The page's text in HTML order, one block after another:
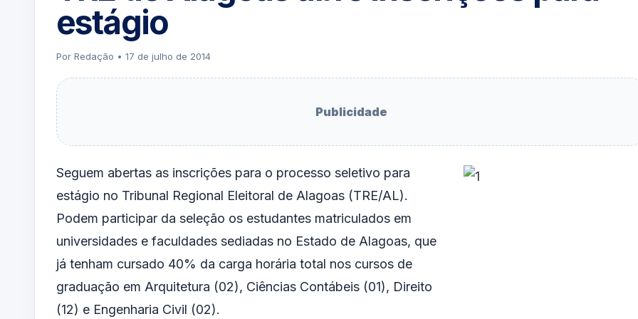
estágio
Por Redação • 17 de julho de 2014
Publicidade
Seguem abertas as inscrições para o processo seletivo para
estágio no Tribunal Regional Eleitoral de Alagoas (TRE/AL).
Podem participar da seleção os estudantes matriculados em
universidades e faculdades sediadas no Estado de Alagoas, que
já tenham cursado 40% da carga horária total nos cursos de
graduação em Arquitetura (02), Ciências Contábeis (01), Direito
(12) e Engenharia Civil (02).